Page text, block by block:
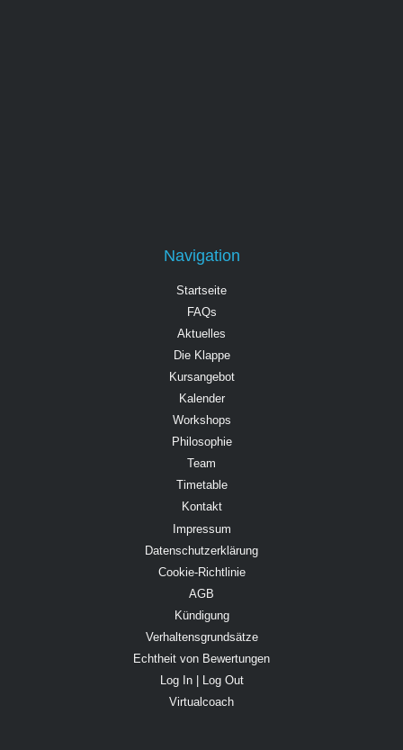
Navigation
Startseite
FAQs
Aktuelles
Die Klappe
Kursangebot
Kalender
Workshops
Philosophie
Team
Timetable
Kontakt
Impressum
Datenschutzerklärung
Cookie-Richtlinie
AGB
Kündigung
Verhaltensgrundsätze
Echtheit von Bewertungen
Log In | Log Out
Virtualcoach